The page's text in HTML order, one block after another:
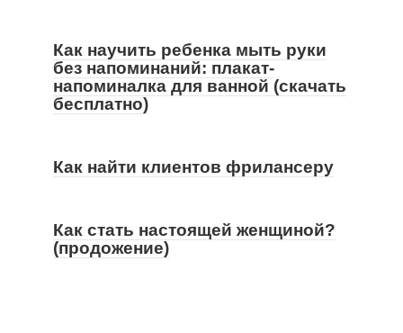
Как научить ребенка мыть руки
без напоминаний: плакат-
напоминалка для ванной (скачать
бесплатно)
Как найти клиентов фрилансеру
Как стать настоящей женщиной?
(продожение)